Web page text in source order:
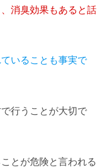
消臭効果もあると話
いることも事実で
行うことが大切で
とが危険と言われる